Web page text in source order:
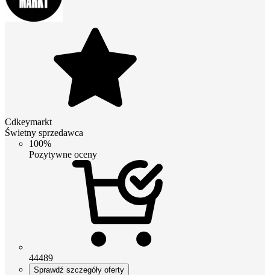
Cdkeymarkt
Świetny sprzedawca
100%
Pozytywne oceny
44489
Sprawdź szczegóły oferty